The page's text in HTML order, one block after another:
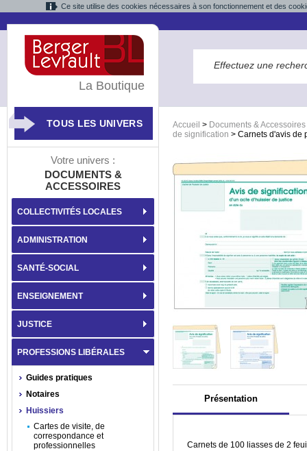
Ce site utilise des cookies nécessaires à son fonctionnement et des
Accueil > Documents & Accessoires
de signification > Carnets d'avis de
Présentation
Carnets de 100 liasses de 2
La Boutique
TOUS LES UNIVERS
Votre univers :
DOCUMENTS &
ACCESSOIRES
COLLECTIVITÉS LOCALES
ADMINISTRATION
SANTÉ-SOCIAL
ENSEIGNEMENT
JUSTICE
PROFESSIONS LIBÉRALES
Guides pratiques
Notaires
Huissiers
Cartes de visite, de
correspondance et
professionnelles